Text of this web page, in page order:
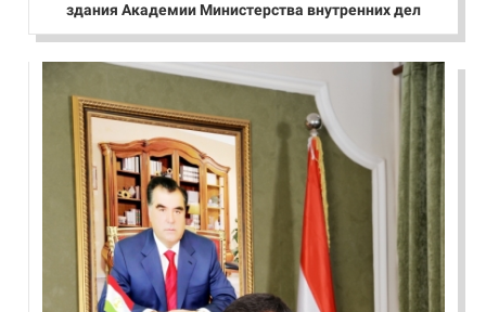
здания Академии Министерства внутренних дел